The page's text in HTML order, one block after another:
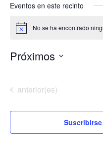
Eventos en este recinto
Aviso No se ha encontrado
Próximos
fecha.
Eventos
anterior(es)